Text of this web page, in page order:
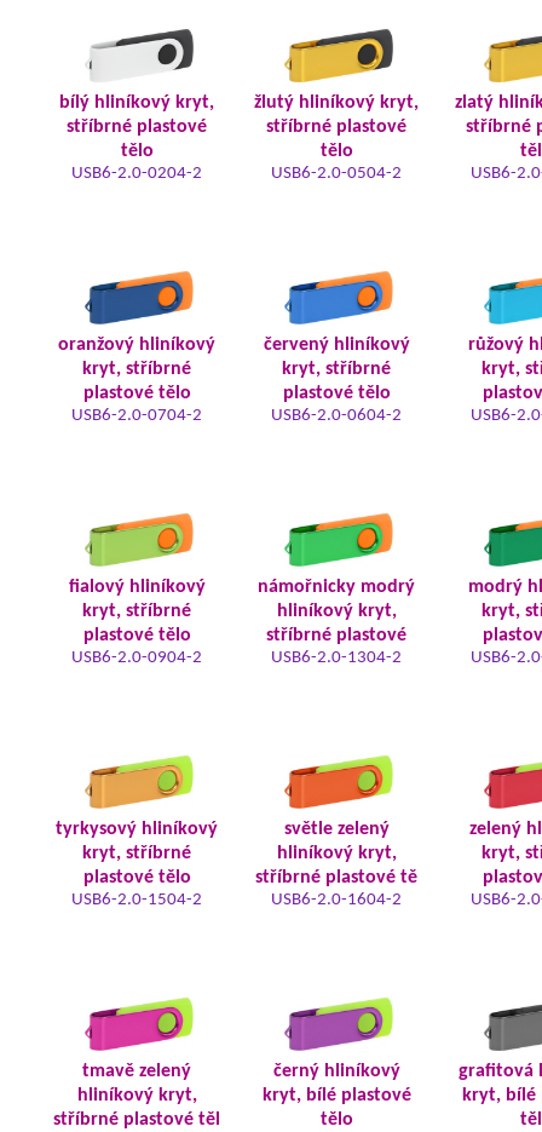
bílý hliníkový kryt,
stříbrné plastové
tělo
USB6-2.0-0204-2
žlutý hliníkový kryt,
stříbrné plastové
tělo
USB6-2.0-0504-2
zlatý
stříbrné
USB6-
oranžový hliníkový
kryt, stříbrné
plastové tělo
USB6-2.0-0704-2
červený hliníkový
kryt, stříbrné
plastové tělo
USB6-2.0-0604-2
růžový
kryt,
USB6-
fialový hliníkový
kryt, stříbrné
plastové tělo
USB6-2.0-0904-2
námořnicky modrý
hliníkový kryt,
stříbrné plastové
USB6-2.0-1304-2
modrý
kryt,
USB6-
tyrkysový hliníkový
kryt, stříbrné
plastové tělo
USB6-2.0-1504-2
světle zelený
hliníkový kryt,
stříbrné plastové tě
USB6-2.0-1604-2
zelený
kryt,
USB6-
tmavě zelený
hliníkový kryt,
stříbrné plastové těl
černý hliníkový
kryt, bílé plastové
tělo
grafitová
kryt, bílé